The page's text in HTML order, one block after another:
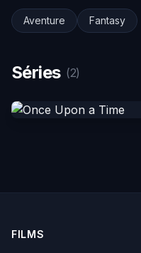
Aventure Fantasy
Séries (2)
FILMS